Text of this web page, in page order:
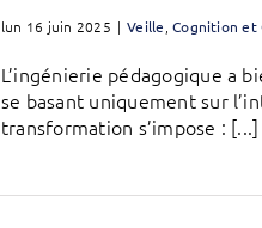
lun 16 juin 2025 | Veille ,Cognition et
L’ingénierie pédagogique a
se basant uniquement sur
transformation s’impose : [...]